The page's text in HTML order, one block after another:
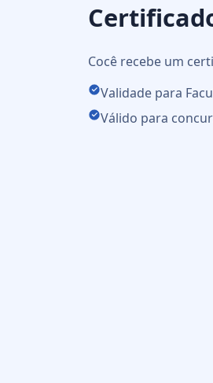
Cocê recebe um
Validade para
Válido para